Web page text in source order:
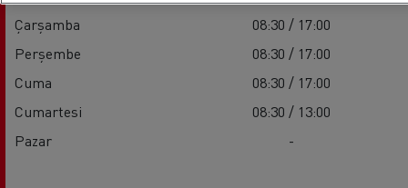
Çarşamba
08:30 / 17:00
Perşembe
08:30 / 17:00
Cuma
08:30 / 17:00
Cumartesi
08:30 / 13:00
Pazar
-